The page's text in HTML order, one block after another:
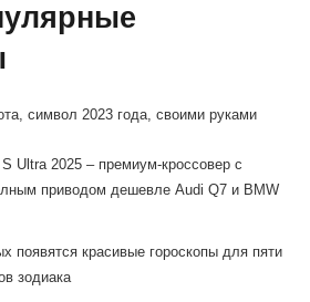
символ 2023 года, своими руками
Ultra 2025 – премиум-кроссовер с
приводом дешевле Audi Q7 и BMW
появятся красивые гороскопы для пяти
зодиака